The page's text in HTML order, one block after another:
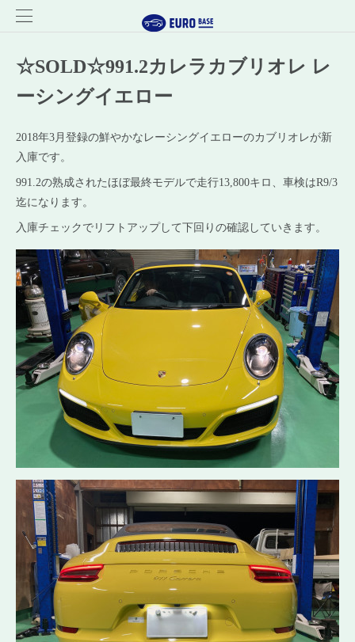
☆SOLD☆991.2カレラカブリオレ レ
ーシングイエロー
2018年3月登録の鮮やかなレーシングイエローのカブリオレが新
入庫です。
991.2の熟成されたほぼ最終モデルで走行13,800キロ、車検はR9/3
迄になります。
入庫チェックでリフトアップして下回りの確認していきます。